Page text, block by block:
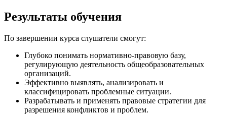
Результаты обучения
По завершении курса слушатели смогут:
Глубоко понимать нормативно-правовую базу,
регулирующую деятельность общеобразовательных
организаций.
Эффективно выявлять, анализировать и
классифицировать проблемные ситуации.
Разрабатывать и применять правовые стратегии для
разрешения конфликтов и проблем.